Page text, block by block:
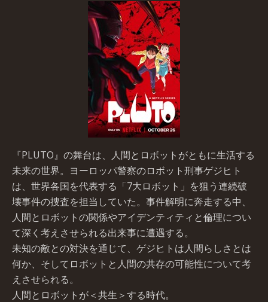
『PLUTO』の舞台は、人間とロボットがともに生活する
未来の世界。ヨーロッパ警察のロボット刑事ゲジヒト
は、世界各国を代表する「7大ロボット」を狙う連続破
壊事件の捜査を担当していた。事件解明に奔走する中、
人間とロボットの関係やアイデンティティと倫理につい
て深く考えさせられる出来事に遭遇する。
未知の敵との対決を通じて、ゲジヒトは人間らしさとは
何か、そしてロボットと人間の共存の可能性について考
えさせられる。
人間とロボットが＜共生＞する時代。